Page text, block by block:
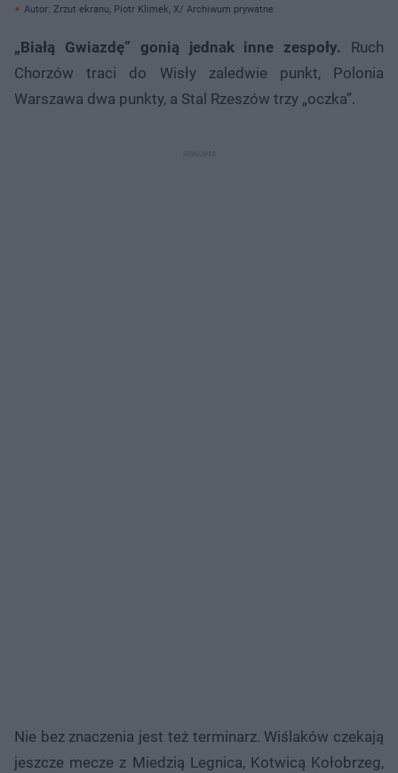
Autor: Zrzut ekranu, Piotr Klimek, X/ Archiwum prywatne
„Białą Gwiazdę” gonią jednak inne zespoły. Ruch
Chorzów traci do Wisły zaledwie punkt, Polonia
Warszawa dwa punkty, a Stal Rzeszów trzy „oczka”.
Nie bez znaczenia jest też terminarz. Wiślaków czekają
jeszcze mecze z Miedzią Legnica, Kotwicą Kołobrzeg,